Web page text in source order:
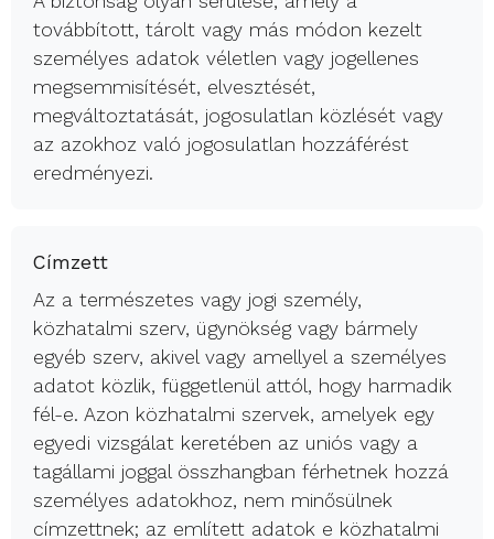
továbbított, tárolt vagy más módon kezelt
személyes adatok véletlen vagy jogellenes
megsemmisítését, elvesztését,
megváltoztatását, jogosulatlan közlését vagy
az azokhoz való jogosulatlan hozzáférést
eredményezi.
Címzett
Az a természetes vagy jogi személy,
közhatalmi szerv, ügynökség vagy bármely
egyéb szerv, akivel vagy amellyel a személyes
adatot közlik, függetlenül attól, hogy harmadik
fél-e. Azon közhatalmi szervek, amelyek egy
egyedi vizsgálat keretében az uniós vagy a
tagállami joggal összhangban férhetnek hozzá
személyes adatokhoz, nem minősülnek
címzettnek; az említett adatok e közhatalmi